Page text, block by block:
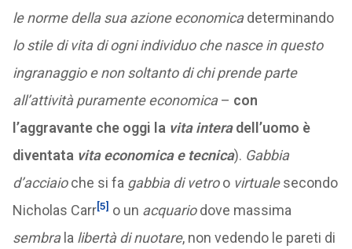
le norme della sua azione economicadeterminando
lo stile di vita di ogni individuo che nasce in questo
ingranaggio e non soltanto di chi prende parte
all’attività puramente economica– con
l’aggravante che oggi la vita interadell’uomo è
diventata vita economica e tecnica). Gabbia
d’acciaioche si fa gabbia di vetroo virtualesecondo
Nicholas Carr[5] o un acquariodove massima
sembrala libertà di nuotare, non vedendo le pareti di